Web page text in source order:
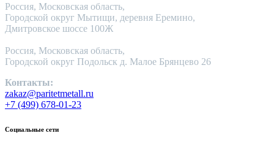
Россия, Московская область,
Городской округ Мытищи, деревня Еремино,
Дмитровское шоссе 100Ж
Россия, Московская область,
Городской округ Подольск д. Малое Брянцево 26
Контакты:
zakaz@paritetmetall.ru
+7 (499) 678-01-23
Социальные сети